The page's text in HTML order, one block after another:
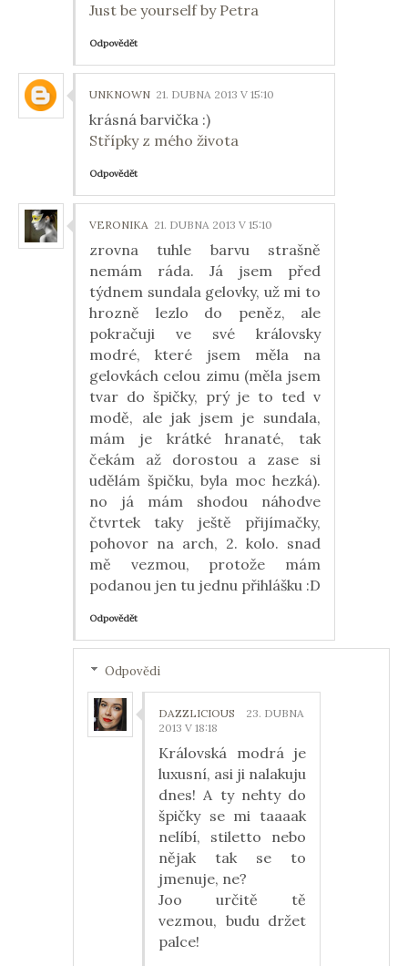
Just be yourself by Petra
Odpovědět
UNKNOWN 21. DUBNA 2013 V 15:10
krásná barvička :)
Střípky z mého života
Odpovědět
VERONIKA 21. DUBNA 2013 V 15:10
zrovna tuhle barvu strašně
nemám ráda. Já jsem před
týdnem sundala gelovky, už mi to
hrozně lezlo do peněz, ale
pokračuji ve své královsky
modré, které jsem měla na
gelovkách celou zimu (měla jsem
tvar do špičky, prý je to ted v
modě, ale jak jsem je sundala,
mám je krátké hranaté, tak
čekám až dorostou a zase si
udělám špičku, byla moc hezká).
no já mám shodou náhodve
čtvrtek taky ještě přijímačky,
pohovor na arch, 2. kolo. snad
mě vezmou, protože mám
podanou jen tu jednu přihlášku :D
Odpovědět
Odpovědi
DAZZLICIOUS
23. DUBNA
2013 V 18:18
Královská modrá je
luxusní, asi ji nalakuju
dnes! A ty nehty do
špičky se mi taaaak
nelíbí, stiletto nebo
nějak tak se to
jmenuje, ne?
Joo určitě tě
vezmou, budu držet
palce!